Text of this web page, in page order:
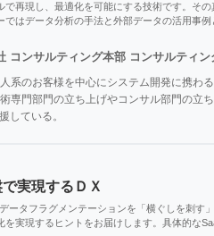
再現し、最適化を可能にする技術です。そ
はデータ分析の手法と外部データの活用事
コンサルティング本部 コンサルティン
系のお客様を中心にシステム開発に携わ
専門部門の立ち上げやコンサル部門の立
している。
実現するＤＸ
ータフラグメンテーションを「横ぐしを刺す
実現するヒントをお届けします。具体的な